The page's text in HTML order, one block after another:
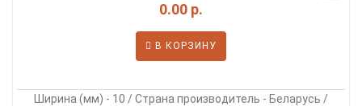
0.00 р.
В КОРЗИНУ
Ширина (мм) - 10 / Страна производитель - Беларусь /